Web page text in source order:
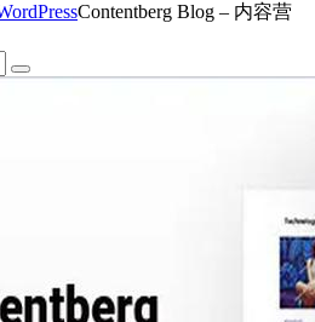
Contentberg Blog – 内容营